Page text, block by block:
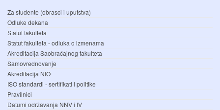
Za studente (obrasci i uputstva)
Odluke dekana
Statut fakulteta
Statut fakulteta - odluka o izmenama
Akreditacija Saobraćajnog fakulteta
Samovrednovanje
Akreditacija NIO
ISO standardi - sertifikati i politike
Pravilnici
Datumi održavanja NNV i IV